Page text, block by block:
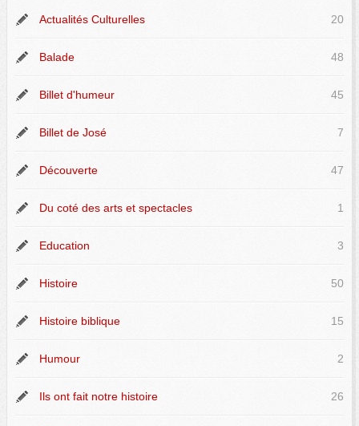
Actualités Culturelles 20
Balade 48
Billet d'humeur 45
Billet de José 7
Découverte 47
Du coté des arts et spectacles 1
Education 3
Histoire 50
Histoire biblique 15
Humour 2
Ils ont fait notre histoire 26